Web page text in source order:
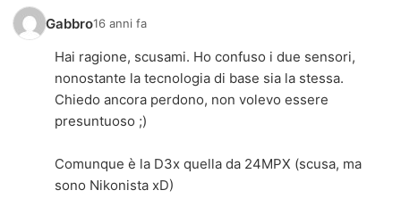
Gabbro16 anni fa
Hai ragione, scusami. Ho confuso i due sensori,
nonostante la tecnologia di base sia la stessa.
Chiedo ancora perdono, non volevo essere
presuntuoso ;)
Comunque è la D3x quella da 24MPX (scusa, ma
sono Nikonista xD)